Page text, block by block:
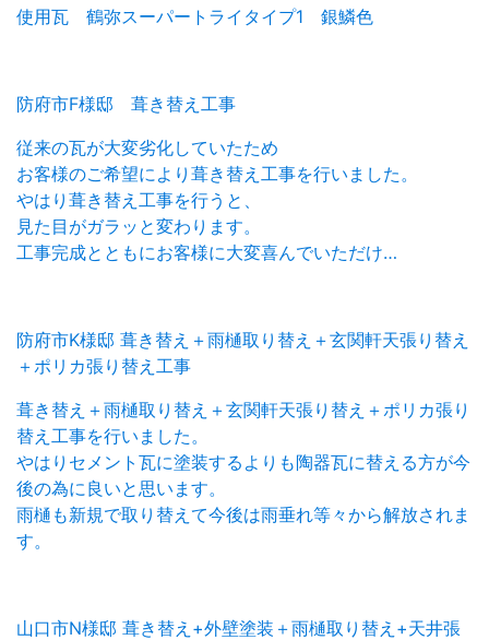
使用瓦 鶴弥スーパートライタイプ1 銀鱗色
防府市F様邸 葺き替え工事
従来の瓦が大変劣化していたため
お客様のご希望により葺き替え工事を行いました。
やはり葺き替え工事を行うと、
見た目がガラッと変わります。
工事完成とともにお客様に大変喜んでいただけ…
防府市K様邸 葺き替え＋雨樋取り替え＋玄関軒天張り替え
＋ポリカ張り替え工事
葺き替え＋雨樋取り替え＋玄関軒天張り替え＋ポリカ張り
替え工事を行いました。
やはりセメント瓦に塗装するよりも陶器瓦に替える方が今
後の為に良いと思います。
雨樋も新規で取り替えて今後は雨垂れ等々から解放されま
す。
山口市N様邸 葺き替え+外壁塗装＋雨樋取り替え+天井張